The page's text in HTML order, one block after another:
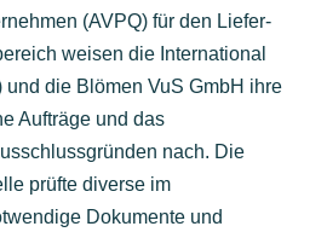
(AVPQ) für den Liefer-
weisen die International
und die Blömen VuS GmbH ihre
Aufträge und das
nach. Die
prüfte diverse im
Dokumente und